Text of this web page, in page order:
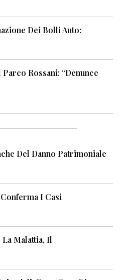
Dei Bolli Auto:
Rossani: “Denunce
Del Danno Patrimoniale
I Casi
Malattia, Il